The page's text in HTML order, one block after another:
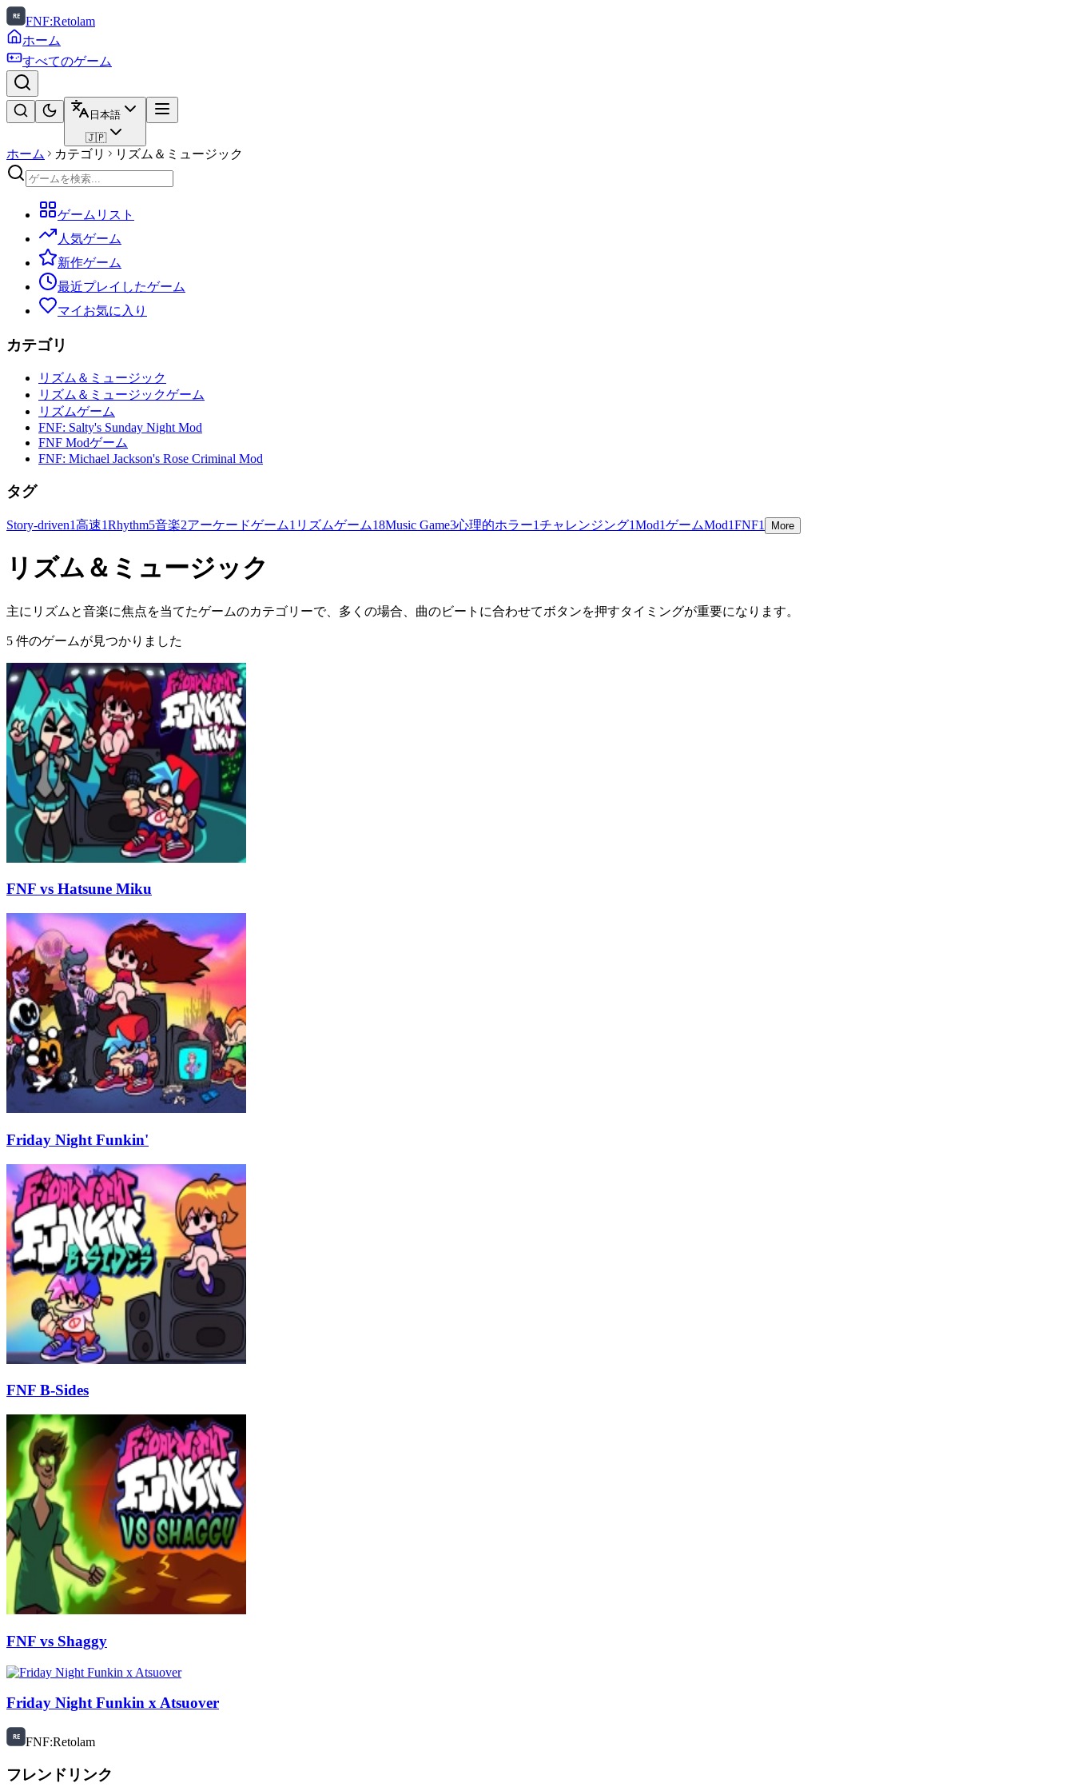
FNF:Retolam
ホーム
すべてのゲーム
日本語
🇯🇵
ホーム カテゴリ リズム＆ミュージック
ゲームリスト
人気ゲーム
新作ゲーム
最近プレイしたゲーム
マイお気に入り
カテゴリ
リズム＆ミュージック
リズム＆ミュージックゲーム
リズムゲーム
FNF: Salty's Sunday Night Mod
FNF Modゲーム
FNF: Michael Jackson's Rose Criminal Mod
タグ
Story-driven1高速1Rhythm5音楽2アーケードゲーム1 リズムゲーム18Music Game3心理的ホラー1チャレンジング1Mod1ゲームMod1FNF1 More
リズム＆ミュージック
主にリズムと音楽に焦点を当てたゲームのカテゴリーで、多くの場合、曲のビートに合わせてボタンを押すタイミングが重要になります。
5 件のゲームが見つかりました
FNF vs Hatsune Miku
Friday Night Funkin'
FNF B-Sides
FNF vs Shaggy
Friday Night Funkin x Atsuover
FNF:Retolam
フレンドリンク